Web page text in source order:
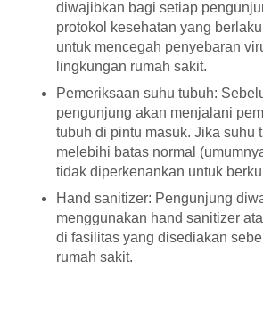
diwajibkan bagi setiap
protokol kesehatan yang
untuk mencegah penyebaran
lingkungan rumah sakit.
Pemeriksaan suhu tubuh:
pengunjung akan menjalani
tubuh di pintu masuk. Jika suhu
melebihi batas normal
tidak diperkenankan untuk
Hand sanitizer: Pengunjung
menggunakan hand sanitizer
di fasilitas yang disediakan
rumah sakit.